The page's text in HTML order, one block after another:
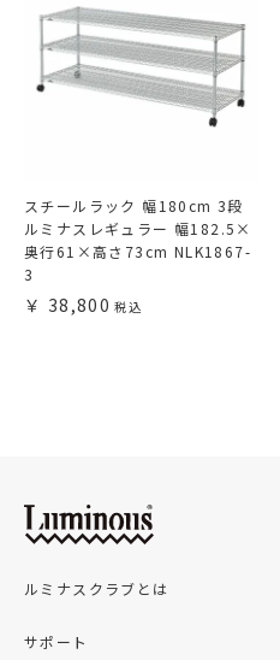
スチールラック 幅180cm 3段
ルミナスレギュラー 幅182.5×
奥行61×高さ73cm NLK1867-
3
38,800
ルミナスクラブとは
サポート